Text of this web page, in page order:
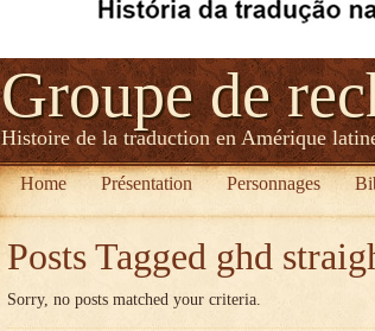
Groupe de
Histoire de la traduction en Amérique
Home Présentation Personnages
Posts Tagged ghd
Sorry, no posts matched your criteria.